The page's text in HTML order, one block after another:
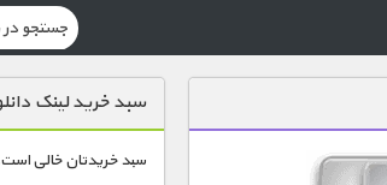
سبد خرید لینک
سبد خریدتان خالی